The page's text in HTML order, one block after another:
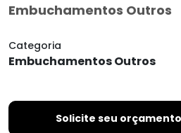
Embuchamentos Outros
Categoria
Embuchamentos Outros
Solicite seu orçamento